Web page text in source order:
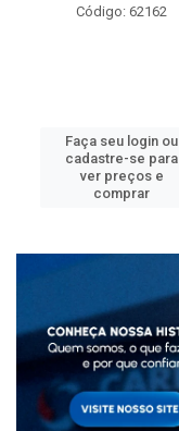
Código: 62162
Faça seu login ou
cadastre-se para
ver preços e
comprar